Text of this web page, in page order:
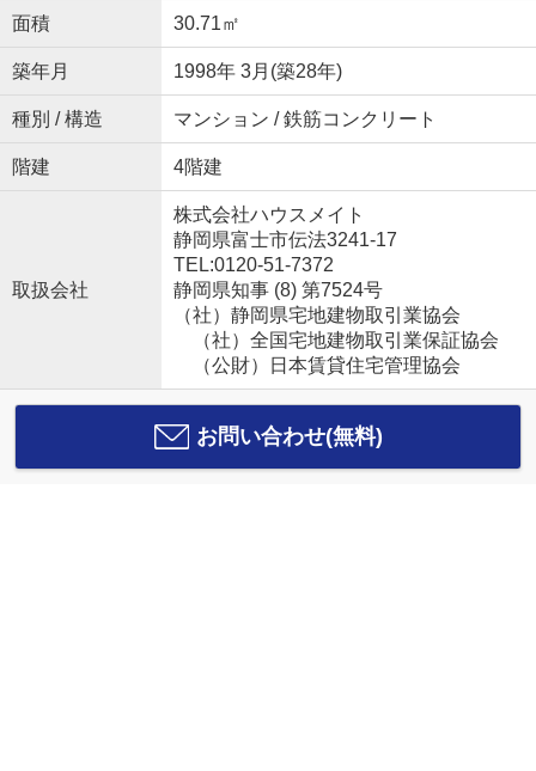
面積 30.71㎡
築年月 1998年 3月(築28年)
種別 / 構造 マンション / 鉄筋コンクリート
階建 4階建
取扱会社
株式会社ハウスメイト
静岡県富士市伝法3241-17
TEL:0120-51-7372
静岡県知事 (8) 第7524号
（社）静岡県宅地建物取引業協会
（社）全国宅地建物取引業保証協会
（公財）日本賃貸住宅管理協会
お問い合わせ(無料)